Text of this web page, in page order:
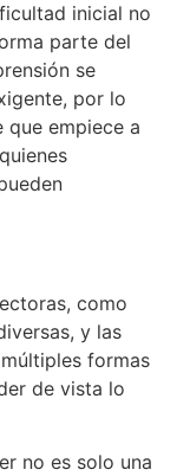
inicial no
parte del
se
por lo
que empiece a
como
y las
formas
de vista lo
no es solo una